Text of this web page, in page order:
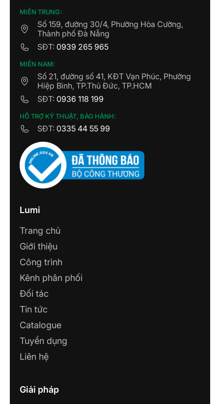
MIỀN TRUNG:
Số 159, đường 30/4, Phường Hòa Cường,
Thành phố Đà Nẵng
SĐT: 0939 265 965
MIỀN NAM:
Số 21, đường số 41, KĐT Vạn Phúc, Phường
Hiệp Bình, TP.Thủ Đức, TP.HCM
SĐT: 0936 118 199
HỖ TRỢ KỸ THUẬT, BẢO HÀNH:
SĐT: 0335 44 55 99
Lumi
Trang chủ
Giới thiệu
Công trình
Kênh phân phối
Đối tác
Tin tức
Catalogue
Tuyển dụng
Liên hệ
Giải pháp